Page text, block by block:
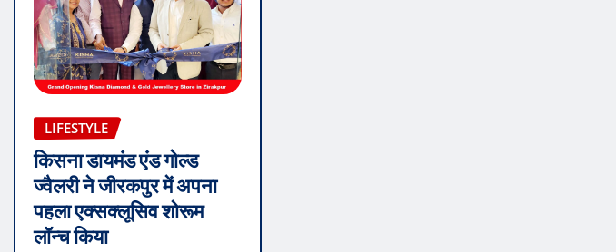
LIFESTYLE
किसना डायमंड एंड गोल्ड
ज्वैलरी ने जीरकपुर में अपना
पहला एक्सक्लूसिव शोरूम
लॉन्च किया